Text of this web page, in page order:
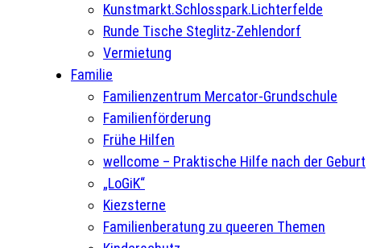
Kunstmarkt.Schlosspark.Lichterfelde
Runde Tische Steglitz-Zehlendorf
Vermietung
Familie
Familienzentrum Mercator-Grundschule
Familienförderung
Frühe Hilfen
wellcome – Praktische Hilfe nach der Geburt
„LoGiK“
Kiezsterne
Familienberatung zu queeren Themen